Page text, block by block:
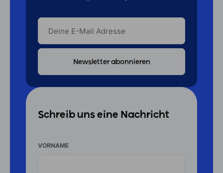
DEINE
MAIL
ADRESSE
Schreib uns eine Nachricht
VORNAME